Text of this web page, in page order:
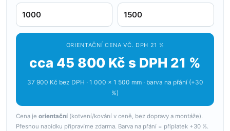
ORIENTAČNÍ CENA VČ. DPH 21 %
cca 45 800 Kč s DPH 21 %
37 900 Kč bez DPH · 1 000 × 1 500 mm · barva na přání (+30
%)
Cena je orientační (kotvení/kování v ceně, bez dopravy a montáže).
Přesnou nabídku připravíme zdarma. Barva na přání = příplatek +30 %.